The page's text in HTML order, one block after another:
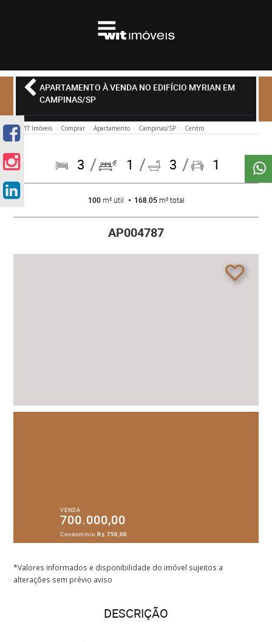
APARTAMENTO À VENDA NO EDIFÍCIO MYRIAN EM
CAMPINAS/SP
WIT Imóveis Comprar Apartamento Campinas/SP Centro
3 1 3 1
100m² útil 168.05m² total
AP004787
VENDA
700.000,00
CondomínioR$ 750,00
*Valores informados e disponibilidade do imóvel sujeitos a
alterações sem prévio aviso
DESCRIÇÃO